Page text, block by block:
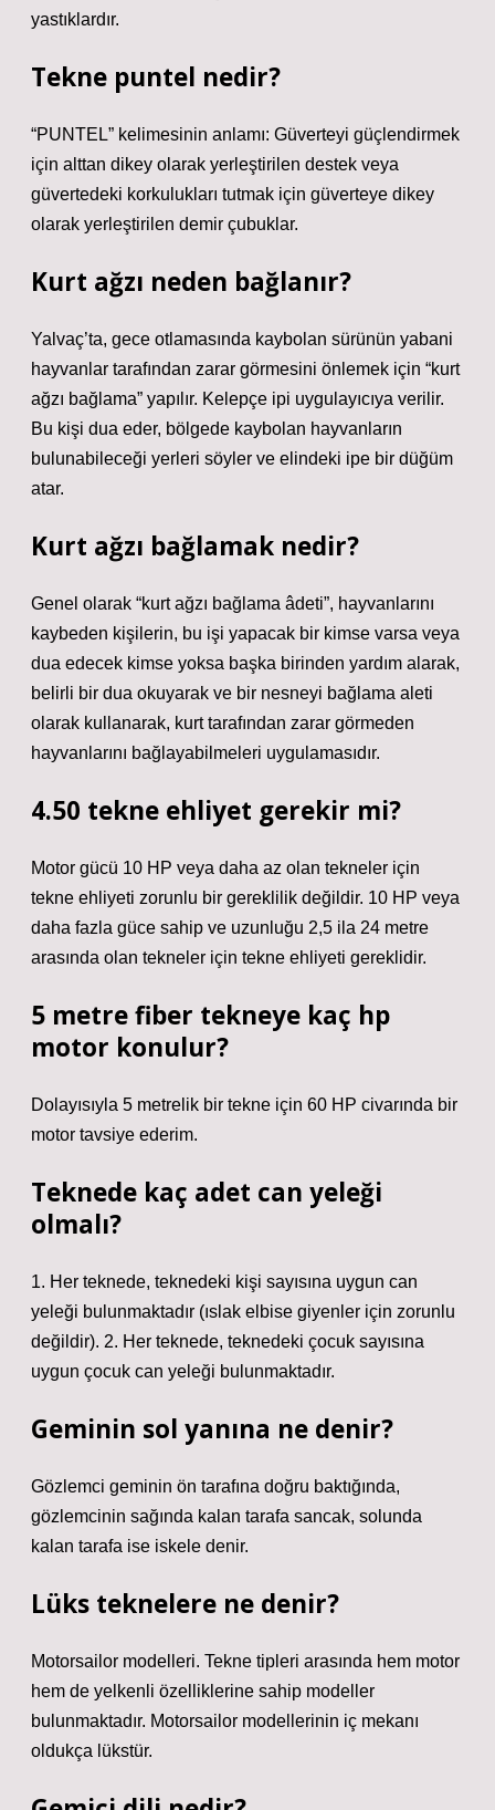
yastıklardır.
Tekne puntel nedir?
“PUNTEL” kelimesinin anlamı: Güverteyi güçlendirmek
için alttan dikey olarak yerleştirilen destek veya
güvertedeki korkulukları tutmak için güverteye dikey
olarak yerleştirilen demir çubuklar.
Kurt ağzı neden bağlanır?
Yalvaç’ta, gece otlamasında kaybolan sürünün yabani
hayvanlar tarafından zarar görmesini önlemek için “kurt
ağzı bağlama” yapılır. Kelepçe ipi uygulayıcıya verilir.
Bu kişi dua eder, bölgede kaybolan hayvanların
bulunabileceği yerleri söyler ve elindeki ipe bir düğüm
atar.
Kurt ağzı bağlamak nedir?
Genel olarak “kurt ağzı bağlama âdeti”, hayvanlarını
kaybeden kişilerin, bu işi yapacak bir kimse varsa veya
dua edecek kimse yoksa başka birinden yardım alarak,
belirli bir dua okuyarak ve bir nesneyi bağlama aleti
olarak kullanarak, kurt tarafından zarar görmeden
hayvanlarını bağlayabilmeleri uygulamasıdır.
4.50 tekne ehliyet gerekir mi?
Motor gücü 10 HP veya daha az olan tekneler için
tekne ehliyeti zorunlu bir gereklilik değildir. 10 HP veya
daha fazla güce sahip ve uzunluğu 2,5 ila 24 metre
arasında olan tekneler için tekne ehliyeti gereklidir.
5 metre fiber tekneye kaç hp
motor konulur?
Dolayısıyla 5 metrelik bir tekne için 60 HP civarında bir
motor tavsiye ederim.
Teknede kaç adet can yeleği
olmalı?
1. Her teknede, teknedeki kişi sayısına uygun can
yeleği bulunmaktadır (ıslak elbise giyenler için zorunlu
değildir). 2. Her teknede, teknedeki çocuk sayısına
uygun çocuk can yeleği bulunmaktadır.
Geminin sol yanına ne denir?
Gözlemci geminin ön tarafına doğru baktığında,
gözlemcinin sağında kalan tarafa sancak, solunda
kalan tarafa ise iskele denir.
Lüks teknelere ne denir?
Motorsailor modelleri. Tekne tipleri arasında hem motor
hem de yelkenli özelliklerine sahip modeller
bulunmaktadır. Motorsailor modellerinin iç mekanı
oldukça lükstür.